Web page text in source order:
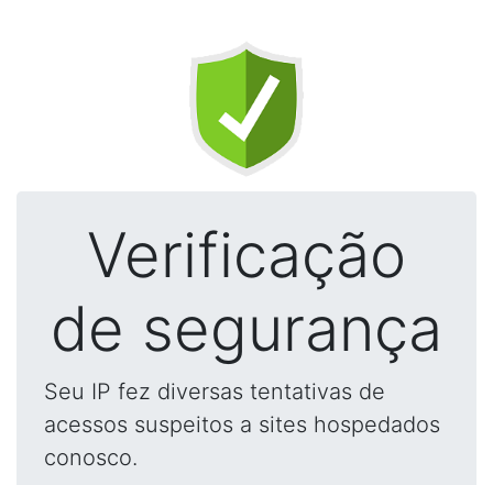
Verificação
de segurança
Seu IP fez diversas tentativas de
acessos suspeitos a sites hospedados
conosco.